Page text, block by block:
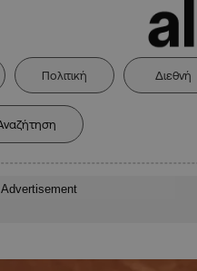
Πολιτική Διεθνή
Advertisement